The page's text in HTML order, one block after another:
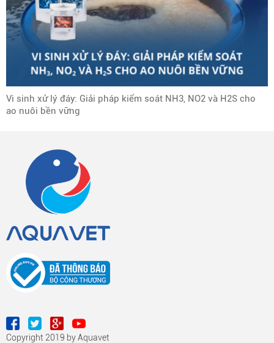
Vi sinh xử lý đáy: Giải pháp kiểm soát NH3, NO2 và H2S cho
ao nuôi bền vững
Copyright 2019 by Aquavet